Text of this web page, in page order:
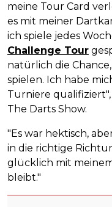
meine Tour Card
es mit meiner
ich spiele jedes
Challenge Tour
natürlich die
spielen. Ich habe
Turniere
The Darts Show.
"Es war hektisch,
in die richtige
glücklich mit
bleibt."